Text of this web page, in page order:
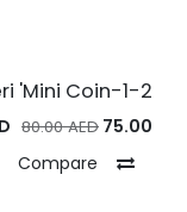
1-2-Grow! Anubias barteri 'Mini Coin'
75.00
80.00AED
Compare